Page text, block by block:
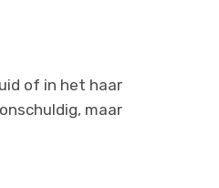
of in het haar
maar